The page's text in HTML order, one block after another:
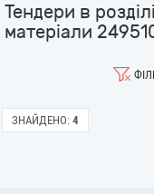
Тендери в
матеріали
ЗНАЙДЕНО: 4